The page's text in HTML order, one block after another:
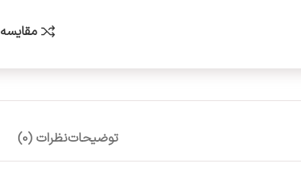
مقایسه
توضیحاتنظرات (0)